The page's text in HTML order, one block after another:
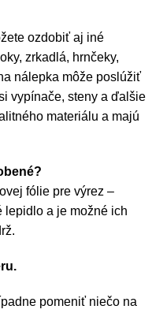
ozdobiť aj iné
zrkadlá, hrnčeky,
nálepka môže poslúžiť
vypínače, steny a ďalšie
materiálu a majú
fólie pre výrez –
lepidlo a je možné ich
pomeniť niečo na